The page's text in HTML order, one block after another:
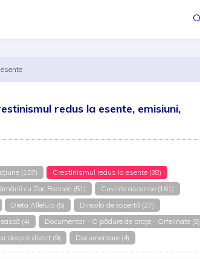
redus la esente, emisiuni,
(107)
Crestinismul redus la esente (38)
cu Zac Poonen (51)
Cuvinte ascunse (161)
Dieta Alleluia (5)
Dincolo de copertă (27)
(4)
Documentar - O pădure de brațe - Orfelinate (5)
despre divort (9) Documentare (4)